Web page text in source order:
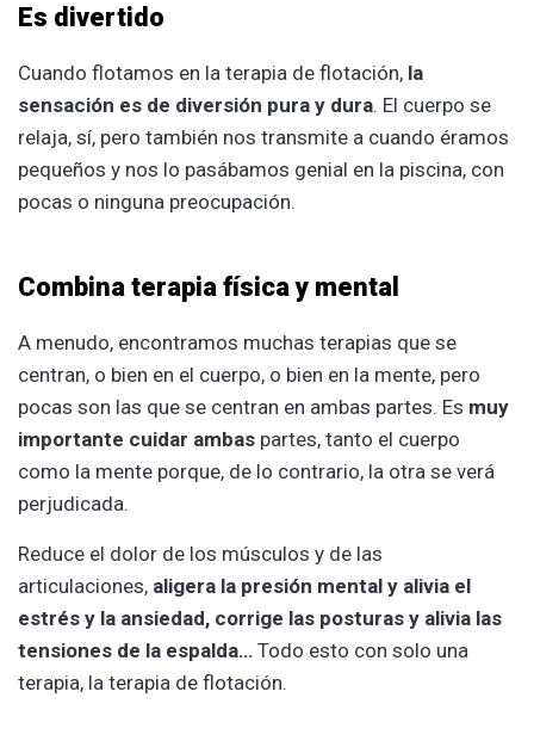
Es divertido
Cuando flotamos en la terapia de flotación, la
sensación es de diversión pura y dura. El cuerpo se
relaja, sí, pero también nos transmite a cuando éramos
pequeños y nos lo pasábamos genial en la piscina, con
pocas o ninguna preocupación.
Combina terapia física y mental
A menudo, encontramos muchas terapias que se
centran, o bien en el cuerpo, o bien en la mente, pero
pocas son las que se centran en ambas partes. Es muy
importante cuidar ambas partes, tanto el cuerpo
como la mente porque, de lo contrario, la otra se verá
perjudicada.
Reduce el dolor de los músculos y de las
articulaciones, aligera la presión mental y alivia el
estrés y la ansiedad, corrige las posturas y alivia las
tensiones de la espalda… Todo esto con solo una
terapia, la terapia de flotación.